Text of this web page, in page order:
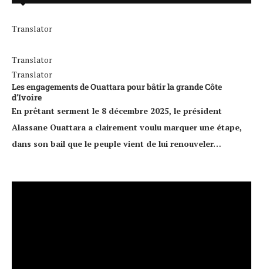
Translator
Translator
Translator
Les engagements de Ouattara pour bâtir la grande Côte
d’Ivoire
En prêtant serment le 8 décembre 2025, le président
Alassane Ouattara a clairement voulu marquer une étape,
dans son bail que le peuple vient de lui renouveler…